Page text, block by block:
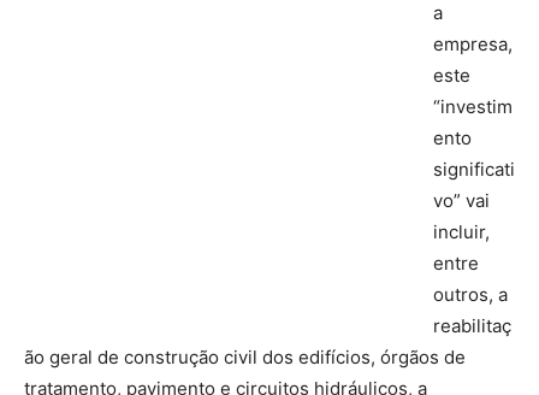
a
empresa,
este
“investim
ento
significati
vo” vai
incluir,
entre
outros, a
reabilitaç
ão geral de construção civil dos edifícios, órgãos de
tratamento, pavimento e circuitos hidráulicos, a